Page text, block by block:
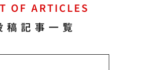
OF ARTICLES
稿記事一覧